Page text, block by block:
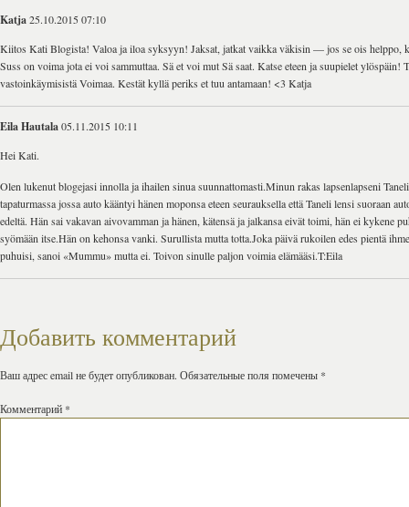
Katja25.10.2015 07:10
Kiitos Kati Blogista! Valoa ja iloa syksyyn! Jaksat, jatkat vaikka väkisin — jos se ois helppo,
Suss on voima jota ei voi sammuttaa. Sä et voi mut Sä saat. Katse eteen ja suupielet ylöspäin!
vastoinkäymisistä Voimaa. Kestät kyllä periks et tuu antamaan! <3 Katja
Eila Hautala05.11.2015 10:11
Hei Kati.
Olen lukenut blogejasi innolla ja ihailen sinua suunnattomasti.Minun rakas lapsenlapseni
tapaturmassa jossa auto kääntyi hänen moponsa eteen seurauksella että Taneli lensi suoraan
edeltä. Hän sai vakavan aivovamman ja hänen, kätensä ja jalkansa eivät toimi, hän ei kykene
syömään itse.Hän on kehonsa vanki. Surullista mutta totta.Joka päivä rukoilen edes pientä
puhuisi, sanoi «Mummu» mutta ei. Toivon sinulle paljon voimia elämääsi.T:Eila
Добавить комментарий
Ваш адрес email не будет опубликован. Обязательные поля помечены *
Комментарий *